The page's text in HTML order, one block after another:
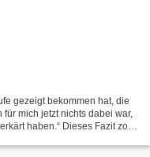
gezeigt bekommen hat, die
mich jetzt nichts dabei war,
haben.“ Dieses Fazit zog